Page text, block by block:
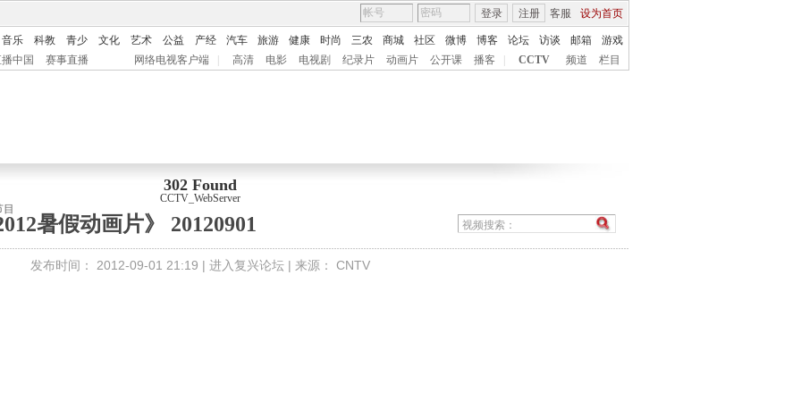
客服 设为首页
登录 注册
音乐 科教 青少 文化 艺术 公益 产经 汽车 旅游 健康 时尚 三农 商城 社区 微博 博客 论坛 访谈 邮箱
游戏
中国
赛事直播 网络电视客户端 高清 电影 电视剧 纪录片 动画片 公开课 播客 CCTV 频道 栏目
302 Found
CCTV_WebServer
暑假动画片》 20120901
发布时间： 2012-09-01 21:19 | 进入复兴论坛 | 来源： CNTV